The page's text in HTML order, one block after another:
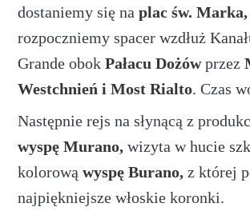
dostaniemy się naplac św. Marka
rozpoczniemy spacer wzdłuż
Grande obok Pałacu Dożów przez
Westchnień i Most Rialto. Czas
Następnierejs na słynącą z
wyspęMurano, wizyta whucie
kolorową wyspęBurano, z której
najpiękniejsze włoskie koronki.